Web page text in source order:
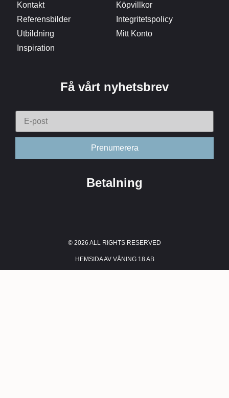
Kontakt
Referensbilder
Utbildning
Inspiration
Köpvillkor
Integritetspolicy
Mitt Konto
Få vårt nyhetsbrev
Betalning
© 2026 ALL RIGHTS RESERVED​
HEMSIDA AV VÅNING 18 AB